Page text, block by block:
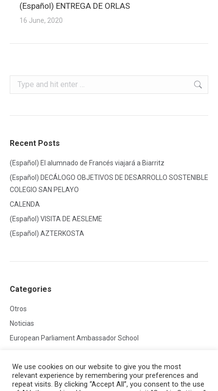
(Español) ENTREGA DE ORLAS
16 June, 2020
Search:
Recent Posts
(Español) El alumnado de Francés viajará a Biarritz
(Español) DECÁLOGO OBJETIVOS DE DESARROLLO SOSTENIBLE
COLEGIO SAN PELAYO
CALENDA
(Español) VISITA DE AESLEME
(Español) AZTERKOSTA
Categories
Otros
Noticias
European Parliament Ambassador School
We use cookies on our website to give you the most
relevant experience by remembering your preferences and
repeat visits. By clicking “Accept All”, you consent to the use